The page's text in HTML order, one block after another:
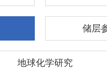
储层
地球化学研究